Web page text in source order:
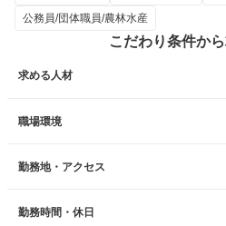
公務員/団体職員/農林水産
こだわり条件か
求める人材
職場環境
勤務地・アクセス
勤務時間・休日